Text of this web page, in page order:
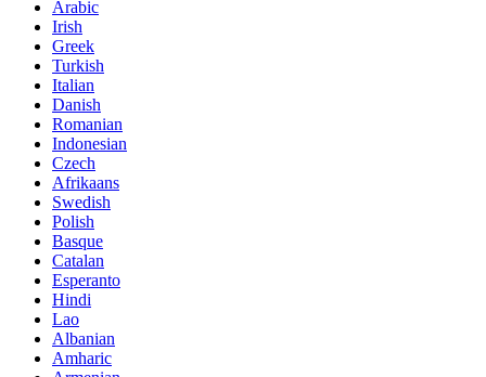
Arabic
Irish
Greek
Turkish
Italian
Danish
Romanian
Indonesian
Czech
Afrikaans
Swedish
Polish
Basque
Catalan
Esperanto
Hindi
Lao
Albanian
Amharic